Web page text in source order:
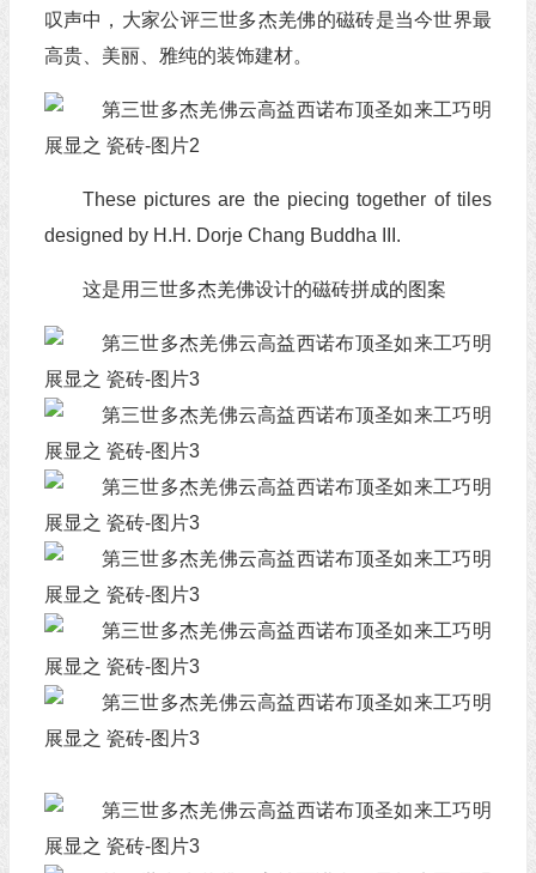
叹声中，大家公评三世多杰羌佛的磁砖是当今世界最
高贵、美丽、雅纯的装饰建材。
These pictures are the piecing together of tiles
designed by H.H. Dorje Chang Buddha III.
这是用三世多杰羌佛设计的磁砖拼成的图案